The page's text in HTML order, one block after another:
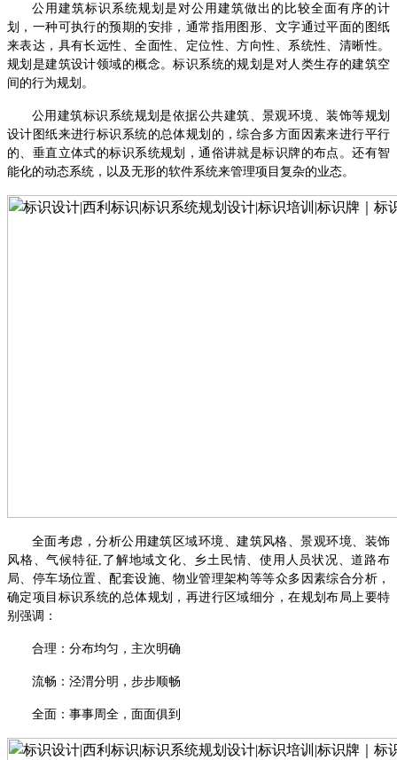
公用建筑标识系统规划是对公用建筑做出的比较全面有序的计
划，一种可执行的预期的安排，通常指用图形、文字通过平面的图纸
来表达，具有长远性、全面性、定位性、方向性、系统性、清晰性。
规划是建筑设计领域的概念。标识系统的规划是对人类生存的建筑空
间的行为规划。
公用建筑标识系统规划是依据公共建筑、景观环境、装饰等规划
设计图纸来进行标识系统的总体规划的，综合多方面因素来进行平行
的、垂直立体式的标识系统规划，通俗讲就是标识牌的布点。还有智
能化的动态系统，以及无形的软件系统来管理项目复杂的业态。
全面考虑，分析公用建筑区域环境、建筑风格、景观环境、装饰
风格、气候特征 ,了解地域文化、乡土民情、使用人员状况、道路布
局、停车场位置、配套设施、物业管理架构等等众多因素综合分析，
确定项目标识系统的总体规划，再进行区域细分，在规划布局上要特
别强调：
合理：分布均匀，主次明确
流畅：泾渭分明，步步顺畅
全面：事事周全，面面俱到